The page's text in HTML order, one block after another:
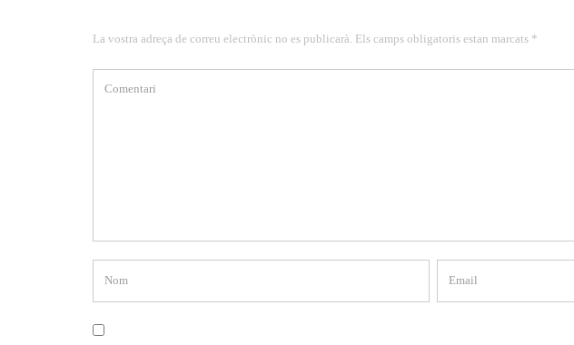
La vostra adreça de correu electrònic no es publicarà. Els camps obligatoris estan marcats *